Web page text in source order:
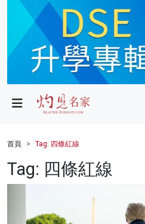
政局
財經
健康
首頁 Tag: 四條紅線
Tag: 四條紅線